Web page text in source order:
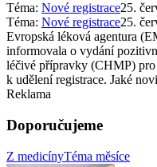
Téma: Nové registrace25.
Téma: Nové registrace25.
Evropská léková agentura
informovala o vydání
léčivé přípravky (CHMP)
k udělení registrace. Jaké
Reklama
Doporučujeme
Z medicínyTéma měsíce